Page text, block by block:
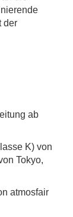
der
ab
K) von
Tokyo,
atmosfair